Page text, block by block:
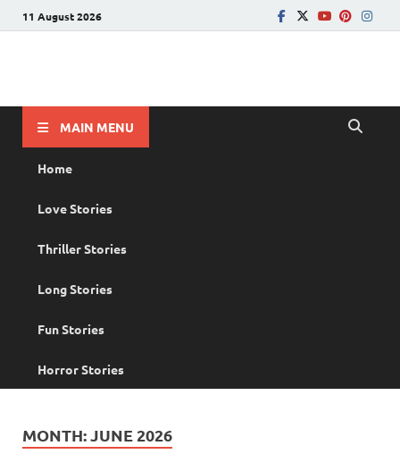
11 August 2026
MAIN MENU
Home
Love Stories
Thriller Stories
Long Stories
Fun Stories
Horror Stories
MONTH:JUNE 2026